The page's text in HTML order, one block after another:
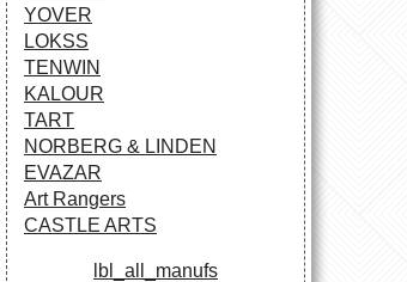
YOVER
LOKSS
TENWIN
KALOUR
TART
NORBERG & LINDEN
EVAZAR
Art Rangers
CASTLE ARTS
lbl_all_manufs